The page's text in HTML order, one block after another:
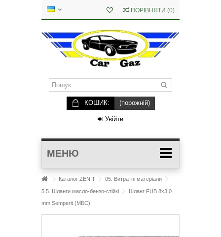
ПОРІВНЯТИ (0)
КОШИК: (порожній)
Увійти
МЕНЮ
Каталог ZENIT 05. Витратні матеріали
5.5. Шланги масло-бензо-стійкі
Шланг FUB 8x3,0
mm Semperit (МБС)